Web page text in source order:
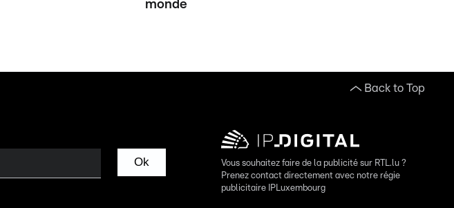
monde
Back to Top
Ok
Vous souhaitez faire de la publicité sur RTL.lu ?
Prenez contact directement avec notre régie
publicitaire IPLuxembourg